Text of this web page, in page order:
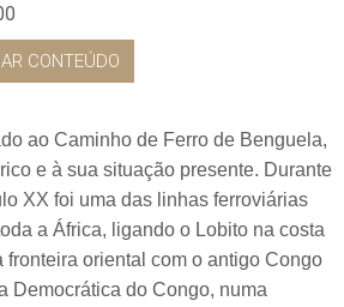
CONTEÚDO
ao Caminho de Ferro de Benguela,
e à sua situação presente. Durante
XX foi uma das linhas ferroviárias
a África, ligando o Lobito na costa
fronteira oriental com o antigo Congo
Democrática do Congo, numa